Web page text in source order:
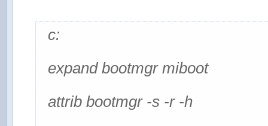
c:
expand bootmgr miboot
attrib bootmgr -s -r -h